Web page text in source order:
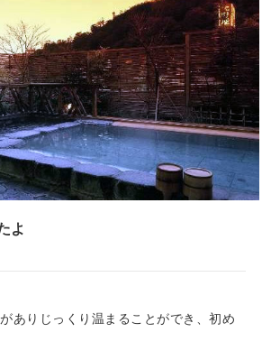
よ
ありじっくり温まることができ、初め